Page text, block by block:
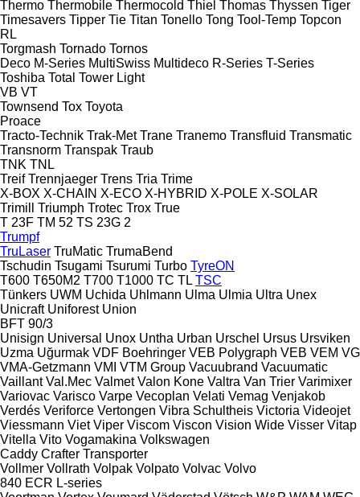
Thermo Thermobile Thermocold Thiel Thomas Thyssen Tiger
Timesavers Tipper Tie Titan Tonello Tong Tool-Temp Topcon
RL
Torgmash Tornado Tornos
Deco M-Series MultiSwiss Multideco R-Series T-Series
Toshiba Total Tower Light
VB VT
Townsend Tox Toyota
Proace
Tracto-Technik Trak-Met Trane Tranemo Transfluid Transmatic
Transnorm Transpak Traub
TNK TNL
Treif Trennjaeger Trens Tria Trime
X-BOX X-CHAIN X-ECO X-HYBRID X-POLE X-SOLAR
Trimill
Triumph Trotec Trox True
T 23F TM 52 TS 23G 2
Trumpf
TruLaser TruMatic TrumaBend
Tschudin Tsugami Tsurumi Turbo TyreON
T600 T650M2 T700 T1000 TC TL TSC
Tünkers UWM Uchida Uhlmann Ulma Ulmia Ultra Unex
Unicraft Uniforest Union
BFT 90/3
Unisign Universal Unox Untha Urban Urschel Ursus Ursviken
Uzma Uğurmak VDF Boehringer VEB Polygraph VEB VEM VG
VMA-Getzmann VMI VTM Group Vacuubrand Vacuumatic
Vaillant Val.Mec Valmet Valon Kone Valtra Van Trier Varimixer
Variovac Varisco Varpe Vecoplan Velati Vemag Venjakob
Verdés Veriforce Vertongen Vibra Schultheis Victoria Videojet
Viessmann Viet Viper Viscom Viscon Vision Wide Visser Vitap
Vitella Vito Vogamakina Volkswagen
Caddy Crafter Transporter
Vollmer Vollrath Volpak Volpato Volvac Volvo
840 ECR L-series